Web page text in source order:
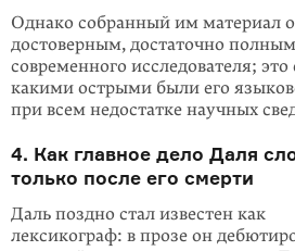
Однако собранный им материал
достоверным, достаточно
современного исследователя; это
какими острыми были его
при всем недостатке научных
4. Как главное дело Даля
только после его смерти
Даль поздно стал известен как
лексикограф: в прозе он